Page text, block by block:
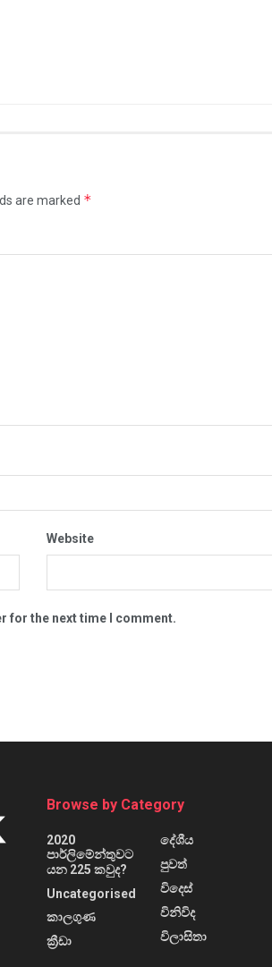
are marked *
Website
for the next time I comment.
Browse by Category
2020
පාර්ලිමේන්තුවට
යන 225 කවුද?
Uncategorised
කාලගුණ
ක්‍රීඩා
දේශීය
පුවත්
විදෙස්
විනිවිද
විලාසිතා